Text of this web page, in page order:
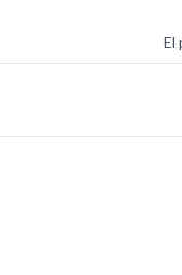
El